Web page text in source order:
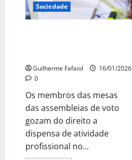
Sociedade
Guilherme Fafaiol
16/01/2026
0
Os membros das mesas
das assembleias de voto
gozam do direito a
dispensa de atividade
profissional no...